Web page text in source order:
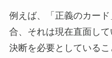
例えば、「正義のカー
合、それは現在直面し
決断を必要としている